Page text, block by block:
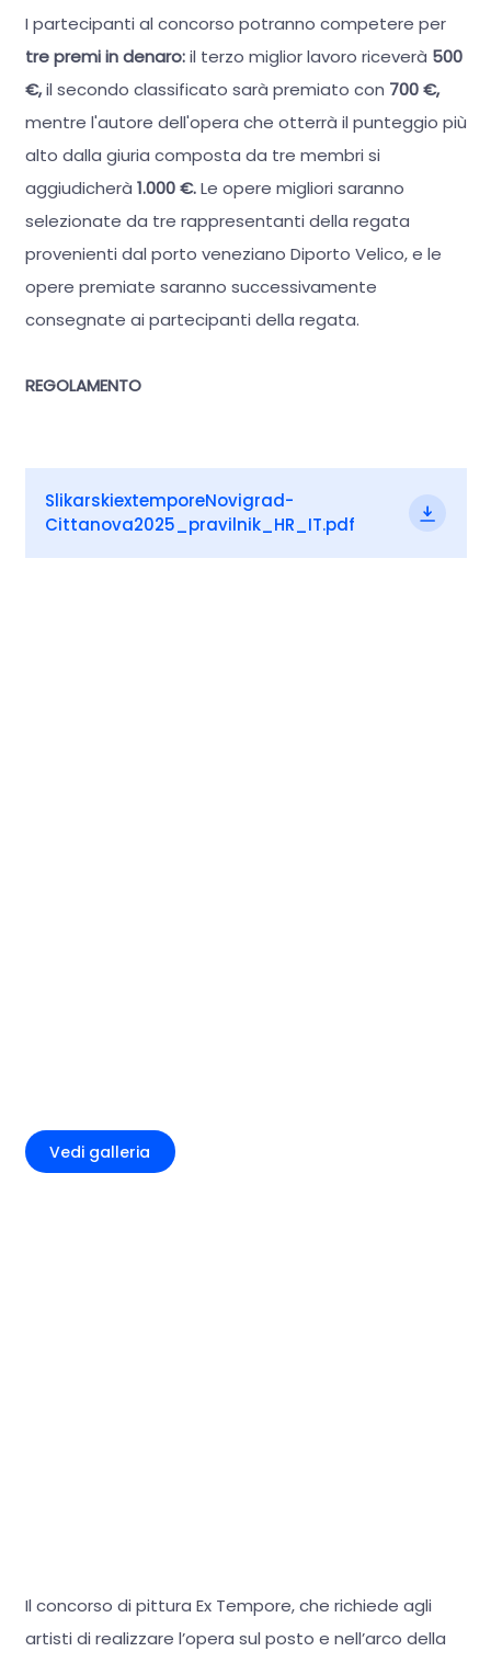
I partecipanti al concorso potranno competere per
tre premi in denaro:il terzo miglior lavoro riceverà 500
€,il secondo classificato sarà premiato con 700 €,
mentre l'autore dell'opera che otterrà il punteggio più
alto dalla giuria composta da tre membri si
aggiudicherà 1.000 €.Le opere migliori saranno
selezionate da tre rappresentanti della regata
provenienti dal porto veneziano Diporto Velico, e le
opere premiate saranno successivamente
consegnate ai partecipanti della regata.
REGOLAMENTO
SlikarskiextemporeNovigrad-
Cittanova2025_pravilnik_HR_IT.pdf
Vedi galleria
Il concorso di pittura Ex Tempore, che richiede agli
artisti di realizzare l’opera sul posto e nell’arco della